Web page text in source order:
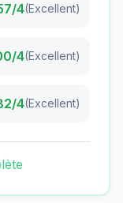
/4(Excellent)
/4(Excellent)
/4(Excellent)